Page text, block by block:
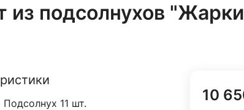
из подсолнухов
Подсолнух 11 шт.
10